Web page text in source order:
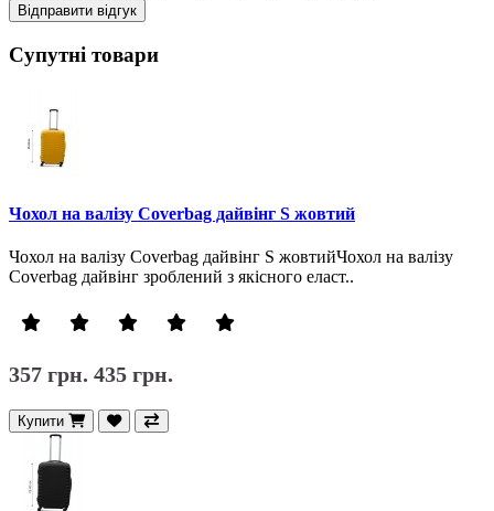
Відправити відгук
Супутні товари
Чохол на валізу Coverbag дайвінг S жовтий
Чохол на валізу Coverbag дайвінг S жовтийЧохол на валізу
Coverbag дайвінг зроблений з якісного еласт..
357 грн. 435 грн.
Купити